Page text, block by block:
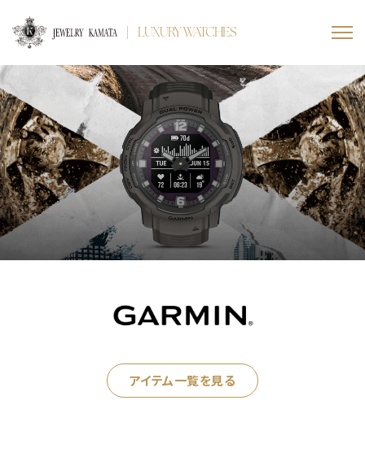
LUXURY WATCHES
アイテム一覧を見る